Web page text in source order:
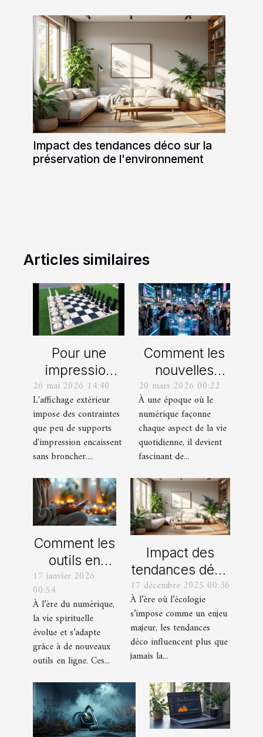
Impact des tendances déco sur la
préservation de l'environnement
Articles similaires
Pour une
impression
extérieure,
optez pour le
rouleau
adhésif en
vinyle
26 mai 2026 14:40
L'affichage extérieur
impose des contraintes
que peu de supports
d'impression encaissent
sans broncher....
Comment les
nouvelles
technologies
influencent-
elles les
pratiques
culturelles
20 mars 2026 00:22
À une époque où le
numérique façonne
chaque aspect de la vie
quotidienne, il devient
fascinant de...
Comment les
outils en
ligne
facilitent-ils
la vie
spirituelle
des fidèles ?
17 janvier 2026
00:54
À l’ère du numérique,
la vie spirituelle
évolue et s’adapte
grâce à de nouveaux
outils en ligne. Ces...
Impact des
tendances déco
sur la
préservation de
l'environnement
17 décembre 2025 00:36
À l’ère où l’écologie
s’impose comme un enjeu
majeur, les tendances
déco influencent plus que
jamais la...